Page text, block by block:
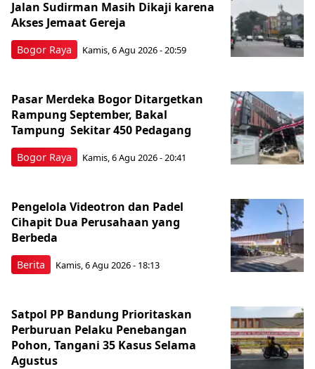
Bogor Raya
Jalan Sudirman Masih Dikaji karena
Akses Jemaat Gereja
Kamis, 6 Agu 2026 - 20:59
Bogor Raya
Pasar Merdeka Bogor Ditargetkan
Rampung September, Bakal
Tampung Sekitar 450 Pedagang
Kamis, 6 Agu 2026 - 20:41
Berita
Pengelola Videotron dan Padel
Cihapit Dua Perusahaan yang
Berbeda
Kamis, 6 Agu 2026 - 18:13
Satpol PP Bandung Prioritaskan
Perburuan Pelaku Penebangan
Pohon, Tangani 35 Kasus Selama
Agustus